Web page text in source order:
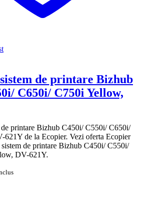
de printare Bizhub
C650i/ C750i Yellow,
printare Bizhub C450i/ C550i/ C650i/
de la Ecopier. Vezi oferta Ecopier
de printare Bizhub C450i/ C550i/
DV-621Y.